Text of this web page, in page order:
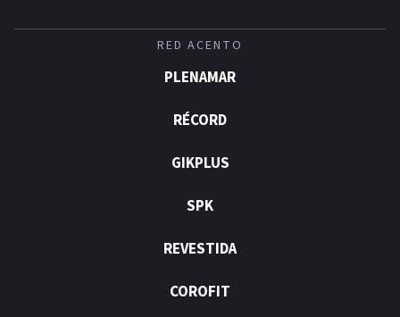
RED ACENTO
PLENAMAR
RÉCORD
GIKPLUS
SPK
REVESTIDA
COROFIT